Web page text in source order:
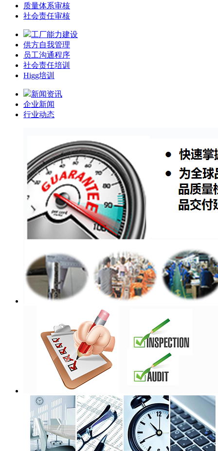
质量体系审核
社会责任审核
工厂能力建设
供方自我管理
员工沟通程序
社会责任培训
Higg培训
新闻资讯
企业新闻
行业动态